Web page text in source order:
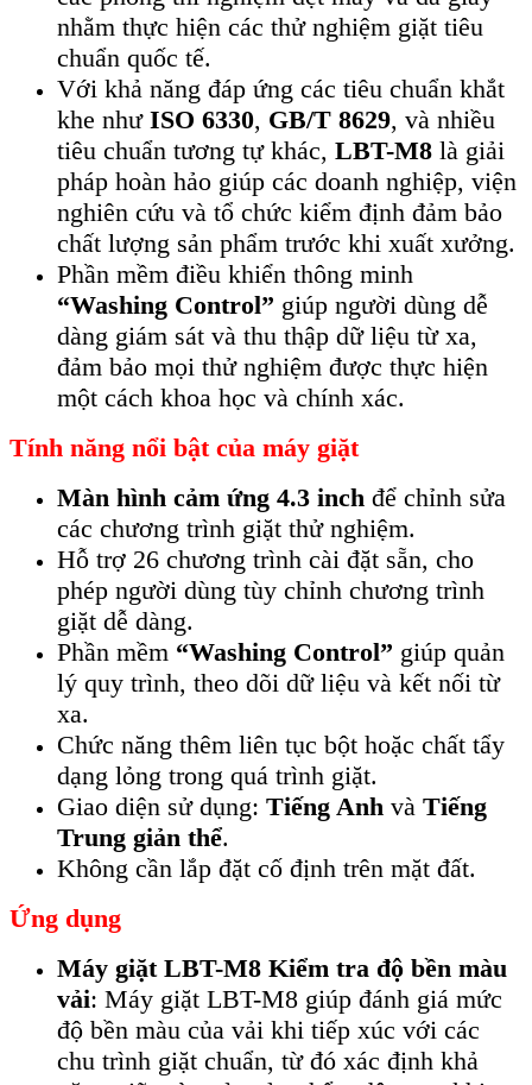
nhằm thực hiện các thử nghiệm giặt tiêu
chuẩn quốc tế.
Với khả năng đáp ứng các tiêu chuẩn khắt
khe như ISO 6330, GB/T 8629, và nhiều
tiêu chuẩn tương tự khác, LBT-M8 là giải
pháp hoàn hảo giúp các doanh nghiệp, viện
nghiên cứu và tổ chức kiểm định đảm bảo
chất lượng sản phẩm trước khi xuất xưởng.
Phần mềm điều khiển thông minh
“Washing Control” giúp người dùng dễ
dàng giám sát và thu thập dữ liệu từ xa,
đảm bảo mọi thử nghiệm được thực hiện
một cách khoa học và chính xác.
Tính năng nổi bật của máy giặt
Màn hình cảm ứng 4.3 inch để chỉnh sửa
các chương trình giặt thử nghiệm.
Hỗ trợ 26 chương trình cài đặt sẵn, cho
phép người dùng tùy chỉnh chương trình
giặt dễ dàng.
Phần mềm “Washing Control” giúp quản
lý quy trình, theo dõi dữ liệu và kết nối từ
xa.
Chức năng thêm liên tục bột hoặc chất tẩy
dạng lỏng trong quá trình giặt.
Giao diện sử dụng: Tiếng Anh và Tiếng
Trung giản thể.
Không cần lắp đặt cố định trên mặt đất.
Ứng dụng
Máy giặt LBT-M8 Kiểm tra độ bền màu
vải: Máy giặt LBT-M8 giúp đánh giá mức
độ bền màu của vải khi tiếp xúc với các
chu trình giặt chuẩn, từ đó xác định khả